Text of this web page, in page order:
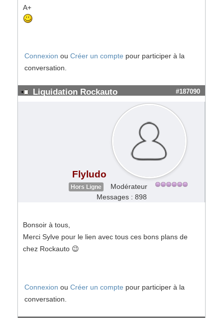
A+
Connexion ou Créer un compte pour participer à la
conversation.
Liquidation Rockauto #187090
Flyludo
Hors Ligne
Modérateur
Messages : 898
Bonsoir à tous,
Merci Sylve pour le lien avec tous ces bons plans de
chez Rockauto 😉
Connexion ou Créer un compte pour participer à la
conversation.